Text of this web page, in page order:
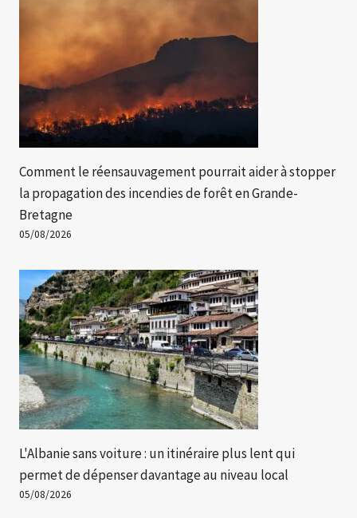
Comment le réensauvagement pourrait aider à stopper
la propagation des incendies de forêt en Grande-
Bretagne
05/08/2026
L'Albanie sans voiture : un itinéraire plus lent qui
permet de dépenser davantage au niveau local
05/08/2026